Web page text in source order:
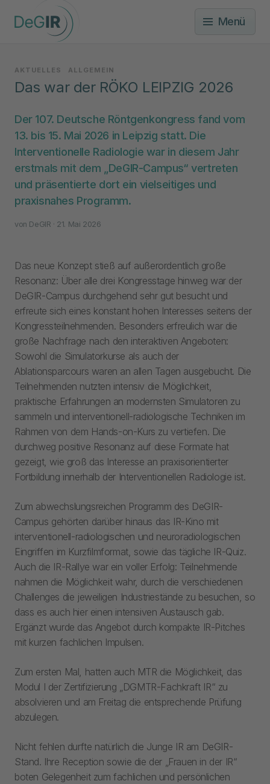
Menü
AKTUELLES ALLGEMEIN
Das war der RÖKO LEIPZIG 2026
Der 107. Deutsche Röntgenkongress fand vom
13. bis 15. Mai 2026 in Leipzig statt. Die
Interventionelle Radiologie war in diesem Jahr
erstmals mit dem „DeGIR-Campus“ vertreten
und präsentierte dort ein vielseitiges und
praxisnahes Programm.
von DeGIR · 21. Mai 2026
Das neue Konzept stieß auf außerordentlich große
Resonanz: Über alle drei Kongresstage hinweg war der
DeGIR-Campus durchgehend sehr gut besucht und
erfreute sich eines konstant hohen Interesses seitens der
Kongressteilnehmenden. Besonders erfreulich war die
große Nachfrage nach den interaktiven Angeboten:
Sowohl die Simulatorkurse als auch der
Ablationsparcours waren an allen Tagen ausgebucht. Die
Teilnehmenden nutzten intensiv die Möglichkeit,
praktische Erfahrungen an modernsten Simulatoren zu
sammeln und interventionell-radiologische Techniken im
Rahmen von dem Hands-on-Kurs zu vertiefen. Die
durchweg positive Resonanz auf diese Formate hat
gezeigt, wie groß das Interesse an praxisorientierter
Fortbildung innerhalb der Interventionellen Radiologie ist.
Zum abwechslungsreichen Programm des DeGIR-
Campus gehörten darüber hinaus das IR-Kino mit
interventionell-radiologischen und neuroradiologischen
Eingriffen im Kurzfilmformat, sowie das tägliche IR-Quiz.
Auch die IR-Rallye war ein voller Erfolg: Teilnehmende
nahmen die Möglichkeit wahr, durch die verschiedenen
Challenges die jeweiligen Industriestände zu besuchen, so
dass es auch hier einen intensiven Austausch gab.
Ergänzt wurde das Angebot durch kompakte IR-Pitches
mit kurzen fachlichen Impulsen.
Zum ersten Mal, hatten auch MTR die Möglichkeit, das
Modul I der Zertifizierung „DGMTR-Fachkraft IR“ zu
absolvieren und am Freitag die entsprechende Prüfung
abzulegen.
Nicht fehlen durfte natürlich die Junge IR am DeGIR-
Stand. Ihre Reception sowie die der „Frauen in der IR“
boten Gelegenheit zum fachlichen und persönlichen